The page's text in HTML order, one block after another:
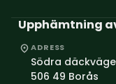
Upphämtning
ADRESS
Södra
506 49 Borås